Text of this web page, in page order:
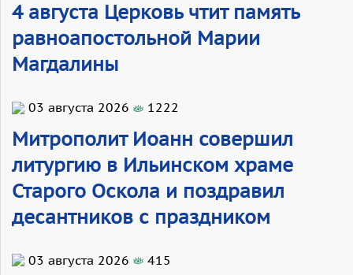
4 августа Церковь чтит память
равноапостольной Марии
Магдалины
03 августа 2026 1222
Митрополит Иоанн совершил
литургию в Ильинском храме
Старого Оскола и поздравил
десантников с праздником
03 августа 2026 415